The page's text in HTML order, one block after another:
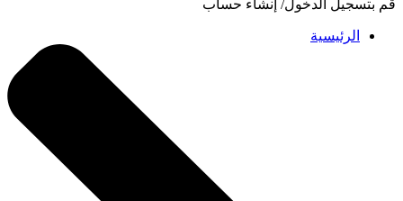
قم بتسجيل الدخول/ إنشاء حساب
الرئيسية